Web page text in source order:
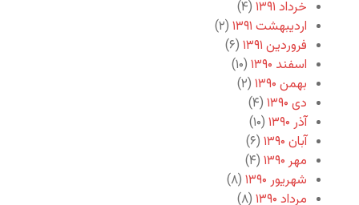
خرداد ۱۳۹۱
(۴)
اردیبهشت ۱۳۹۱
(۲)
فروردین ۱۳۹۱
(۶)
اسفند ۱۳۹۰
(۱۰)
بهمن ۱۳۹۰
(۲)
دی ۱۳۹۰
(۴)
آذر ۱۳۹۰
(۱۰)
آبان ۱۳۹۰
(۶)
مهر ۱۳۹۰
(۴)
شهریور ۱۳۹۰
(۸)
مرداد ۱۳۹۰
(۸)